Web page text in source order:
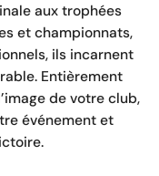
aux trophées
et championnats,
ils incarnent
Entièrement
de votre club,
événement et